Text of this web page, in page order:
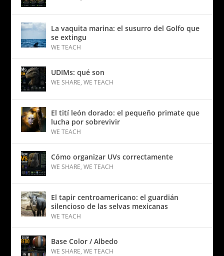
La vaquita marina: el susurro del Golfo que
se extingu
WE TEACH
UDIMs: qué son
WE SHARE,WE TEACH
El tití león dorado: el pequeño primate que
lucha por sobrevivir
WE TEACH
Cómo organizar UVs correctamente
WE SHARE,WE TEACH
El tapir centroamericano: el guardián
silencioso de las selvas mexicanas
WE TEACH
Base Color / Albedo
WE SHARE,WE TEACH